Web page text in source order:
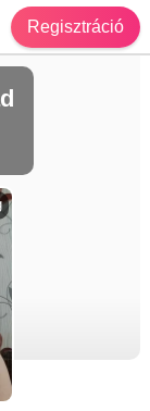
Regisztráció